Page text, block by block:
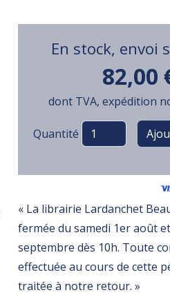
En stock, envoi
82,00
dont TVA, expédition
Variations
Quantité
« La librairie Lardanchet
fermée du samedi 1er août
septembre dès 10h. Toute
effectuée au cours de cette
traitée à notre retour. »